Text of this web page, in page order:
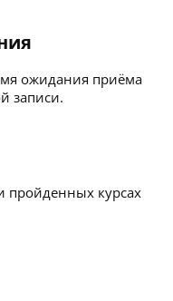
ожидания приёма
записи.
пройденных курсах